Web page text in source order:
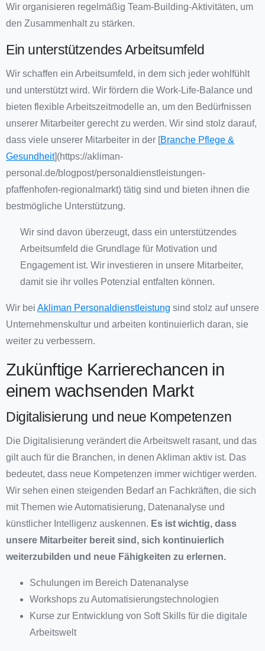
Wir organisieren regelmäßig Team-Building-Aktivitäten, um
den Zusammenhalt zu stärken.
Ein unterstützendes Arbeitsumfeld
Wir schaffen ein Arbeitsumfeld, in dem sich jeder wohlfühlt
und unterstützt wird. Wir fördern die Work-Life-Balance und
bieten flexible Arbeitszeitmodelle an, um den Bedürfnissen
unserer Mitarbeiter gerecht zu werden. Wir sind stolz darauf,
dass viele unserer Mitarbeiter in der [Branche Pflege &
Gesundheit](https://akliman-
personal.de/blogpost/personaldienstleistungen-
pfaffenhofen-regionalmarkt) tätig sind und bieten ihnen die
bestmögliche Unterstützung.
Wir sind davon überzeugt, dass ein unterstützendes
Arbeitsumfeld die Grundlage für Motivation und
Engagement ist. Wir investieren in unsere Mitarbeiter,
damit sie ihr volles Potenzial entfalten können.
Wir bei Akliman Personaldienstleistung sind stolz auf unsere
Unternehmenskultur und arbeiten kontinuierlich daran, sie
weiter zu verbessern.
Zukünftige Karrierechancen in
einem wachsenden Markt
Digitalisierung und neue Kompetenzen
Die Digitalisierung verändert die Arbeitswelt rasant, und das
gilt auch für die Branchen, in denen Akliman aktiv ist. Das
bedeutet, dass neue Kompetenzen immer wichtiger werden.
Wir sehen einen steigenden Bedarf an Fachkräften, die sich
mit Themen wie Automatisierung, Datenanalyse und
künstlicher Intelligenz auskennen. Es ist wichtig, dass
unsere Mitarbeiter bereit sind, sich kontinuierlich
weiterzubilden und neue Fähigkeiten zu erlernen.
Schulungen im Bereich Datenanalyse
Workshops zu Automatisierungstechnologien
Kurse zur Entwicklung von Soft Skills für die digitale
Arbeitswelt